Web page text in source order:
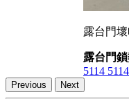
露台門
露台門
5114 5114
Previous Next